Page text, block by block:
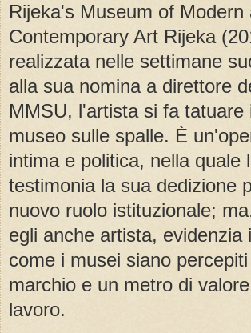
Rijeka's Museum of Modern
Contemporary Art Rijeka
realizzata nelle settimane
alla sua nomina a direttore
MMSU, l'artista si fa tatuare
museo sulle spalle. È
intima e politica, nella quale
testimonia la sua dedizione
nuovo ruolo istituzionale;
egli anche artista, evidenzia
come i musei siano
marchio e un metro di
lavoro.